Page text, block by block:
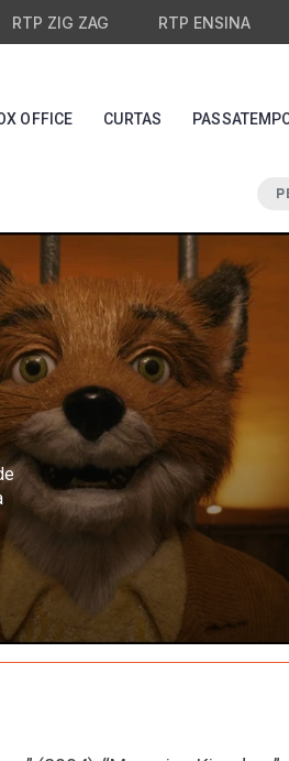
RTP ZIG ZAG RTP ENSINA
OFFICE CURTAS